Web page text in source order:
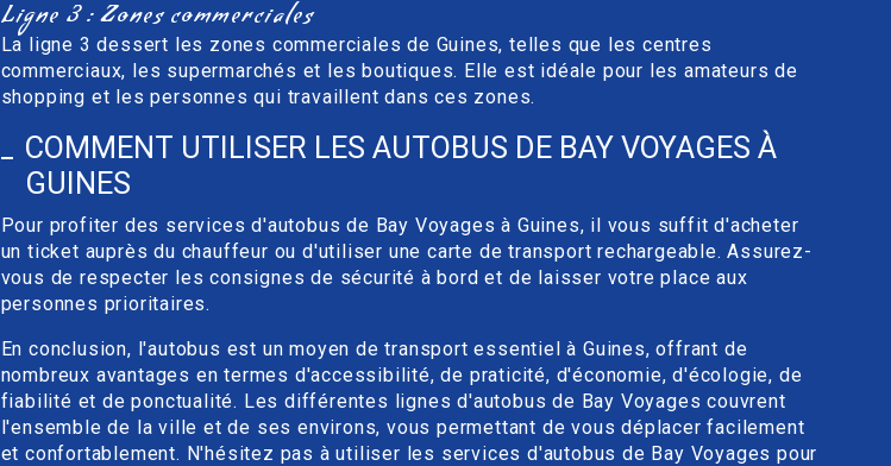
Ligne 3 : Zones commerciales
La ligne 3 dessert les zones commerciales de Guines, telles que les centres
commerciaux, les supermarchés et les boutiques. Elle est idéale pour les amateurs de
shopping et les personnes qui travaillent dans ces zones.
COMMENT UTILISER LES AUTOBUS DE BAY VOYAGES À
GUINES
Pour profiter des services d'autobus de Bay Voyages à Guines, il vous suffit d'acheter
un ticket auprès du chauffeur ou d'utiliser une carte de transport rechargeable. Assurez-
vous de respecter les consignes de sécurité à bord et de laisser votre place aux
personnes prioritaires.
En conclusion, l'autobus est un moyen de transport essentiel à Guines, offrant de
nombreux avantages en termes d'accessibilité, de praticité, d'économie, d'écologie, de
fiabilité et de ponctualité. Les différentes lignes d'autobus de Bay Voyages couvrent
l'ensemble de la ville et de ses environs, vous permettant de vous déplacer facilement
et confortablement. N'hésitez pas à utiliser les services d'autobus de Bay Voyages pour